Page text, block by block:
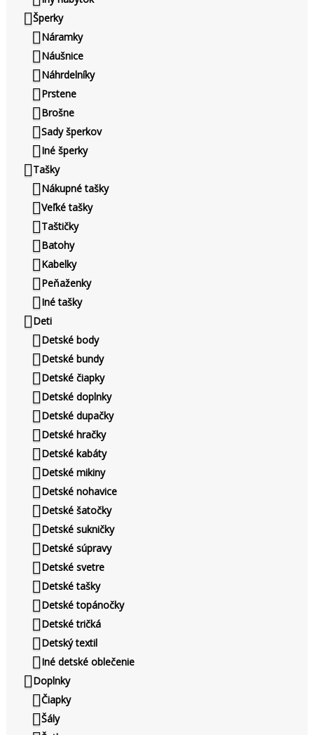
Šperky
Náramky
Náušnice
Náhrdelníky
Prstene
Brošne
Sady šperkov
Iné šperky
Tašky
Nákupné tašky
Veľké tašky
Taštičky
Batohy
Kabelky
Peňaženky
Iné tašky
Deti
Detské body
Detské bundy
Detské čiapky
Detské doplnky
Detské dupačky
Detské hračky
Detské kabáty
Detské mikiny
Detské nohavice
Detské šatočky
Detské sukničky
Detské súpravy
Detské svetre
Detské tašky
Detské topánočky
Detské tričká
Detský textil
Iné detské oblečenie
Doplnky
Čiapky
Šály